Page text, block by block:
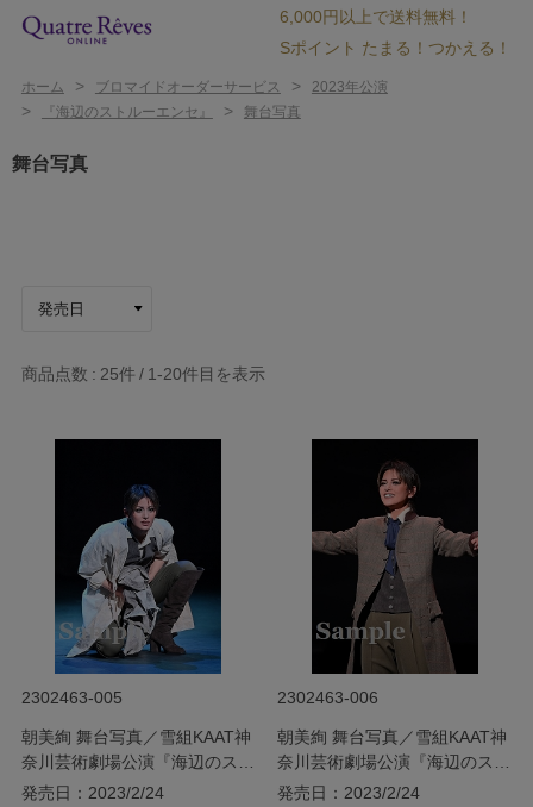
6,000円以上で送料無料！
Sポイント たまる！つかえる！
ホーム > ブロマイドオーダーサービス > 2023年公演
> 『海辺のストルーエンセ』 > 舞台写真
舞台写真
商品点数 25件 1-20件目を表示
2302463-005
朝美絢 舞台写真／雪組KAAT神
奈川芸術劇場公演『海辺のスト
ルーエンセ』
発売日：2023/2/24
2302463-006
朝美絢 舞台写真／雪組KAAT神
奈川芸術劇場公演『海辺のスト
ルーエンセ』
発売日：2023/2/24